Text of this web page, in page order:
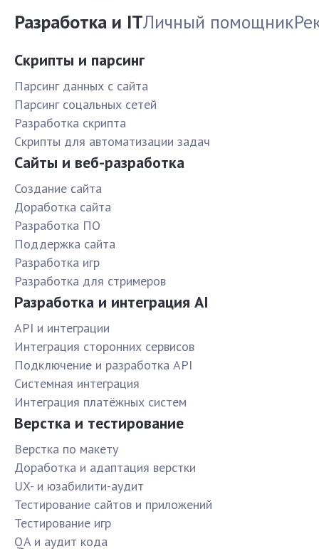
Разработка и ITЛичный помощник
Скрипты и парсинг
Парсинг данных с сайта
Парсинг соцальных сетей
Разработка скрипта
Скрипты для автоматизации задач
Сайты и веб-разработка
Создание сайта
Доработка сайта
Разработка ПО
Поддержка сайта
Разработка игр
Разработка для стримеров
Разработка и интеграция AI
API и интеграции
Интеграция сторонних сервисов
Подключение и разработка API
Системная интеграция
Интеграция платёжных систем
Верстка и тестирование
Верстка по макету
Доработка и адаптация верстки
UX- и юзабилити-аудит
Тестирование сайтов и приложений
Тестирование игр
QA и аудит кода